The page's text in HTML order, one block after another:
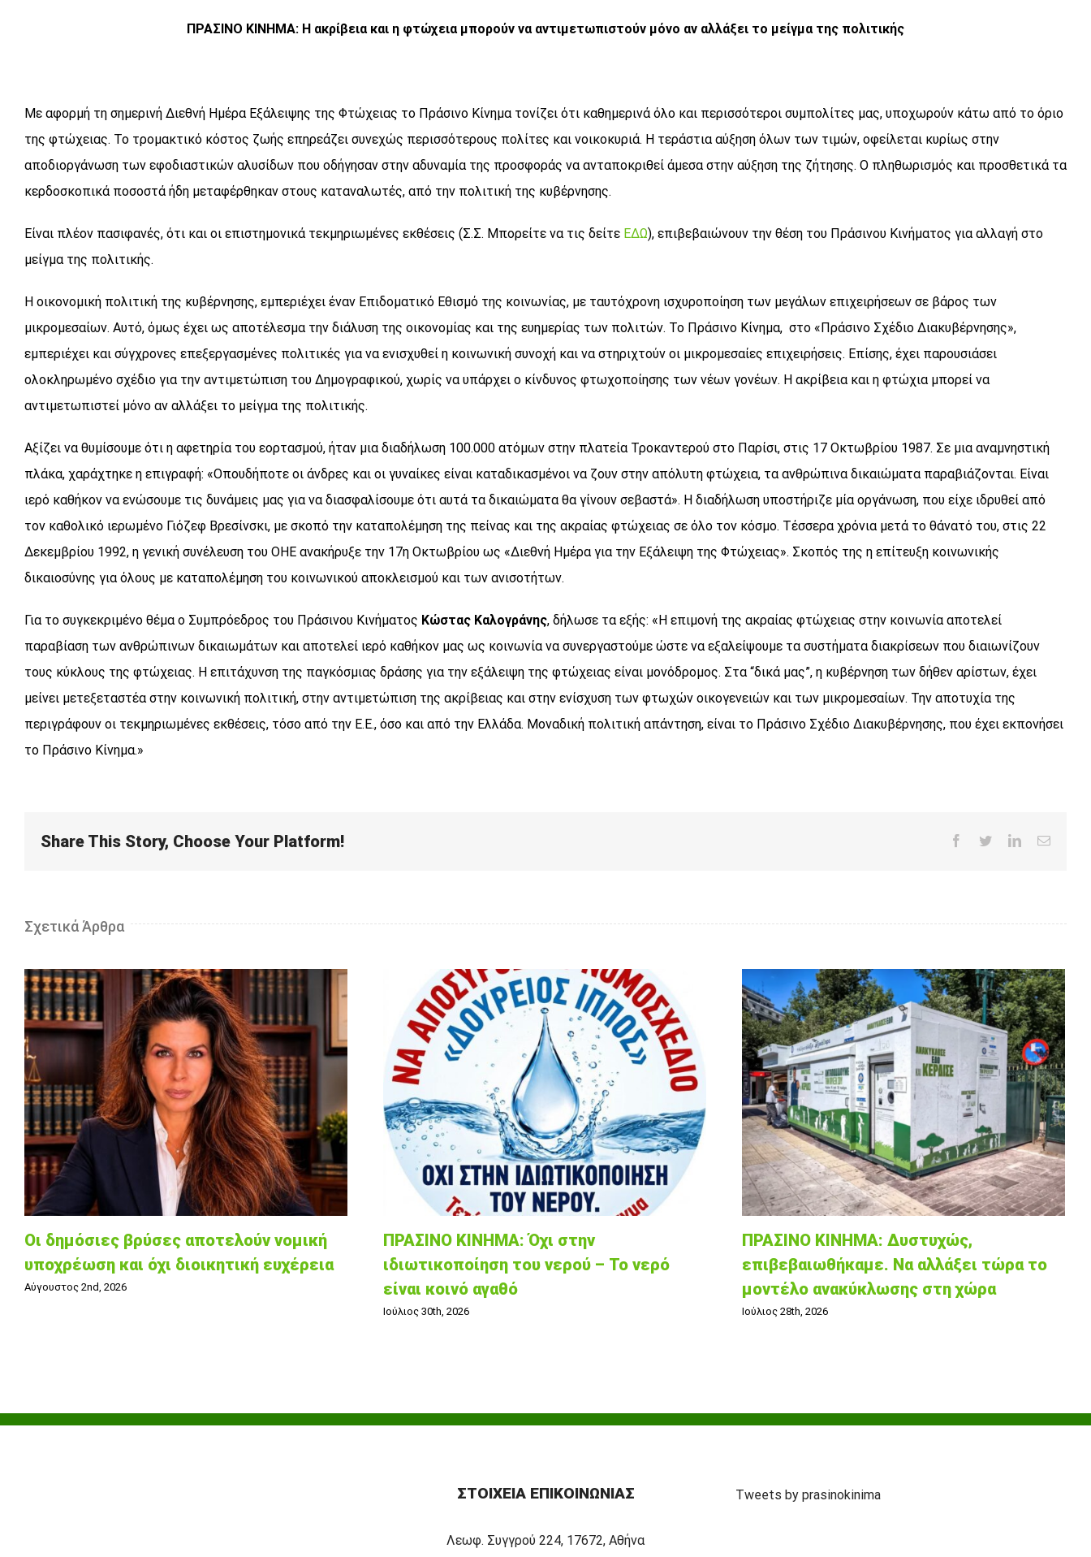
ΠΡΑΣΙΝΟ ΚΙΝΗΜΑ: Η ακρίβεια και η φτώχεια μπορούν να αντιμετωπιστούν μόνο αν αλλάξει το μείγμα της πολιτικής
Με αφορμή τη σημερινή Διεθνή Ημέρα Εξάλειψης της Φτώχειας το Πράσινο Κίνημα τονίζει ότι καθημερινά όλο και περισσότεροι συμπολίτες μας, υποχωρούν κάτω από το όριο
της φτώχειας. Το τρομακτικό κόστος ζωής επηρεάζει συνεχώς περισσότερους πολίτες και νοικοκυριά. Η τεράστια αύξηση όλων των τιμών, οφείλεται κυρίως στην
αποδιοργάνωση των εφοδιαστικών αλυσίδων που οδήγησαν στην αδυναμία της προσφοράς να ανταποκριθεί άμεσα στην αύξηση της ζήτησης. Ο πληθωρισμός και προσθετικά τα
κερδοσκοπικά ποσοστά ήδη μεταφέρθηκαν στους καταναλωτές, από την πολιτική της κυβέρνησης.
Είναι πλέον πασιφανές, ότι και οι επιστημονικά τεκμηριωμένες εκθέσεις (Σ.Σ. Μπορείτε να τις δείτε ΕΔΩ), επιβεβαιώνουν την θέση του Πράσινου Κινήματος για αλλαγή στο
μείγμα της πολιτικής.
Η οικονομική πολιτική της κυβέρνησης, εμπεριέχει έναν Επιδοματικό Εθισμό της κοινωνίας, με ταυτόχρονη ισχυροποίηση των μεγάλων επιχειρήσεων σε βάρος των
μικρομεσαίων. Αυτό, όμως έχει ως αποτέλεσμα την διάλυση της οικονομίας και της ευημερίας των πολιτών. Το Πράσινο Κίνημα, στο «Πράσινο Σχέδιο Διακυβέρνησης»,
εμπεριέχει και σύγχρονες επεξεργασμένες πολιτικές για να ενισχυθεί η κοινωνική συνοχή και να στηριχτούν οι μικρομεσαίες επιχειρήσεις. Επίσης, έχει παρουσιάσει
ολοκληρωμένο σχέδιο για την αντιμετώπιση του Δημογραφικού, χωρίς να υπάρχει ο κίνδυνος φτωχοποίησης των νέων γονέων. Η ακρίβεια και η φτώχια μπορεί να
αντιμετωπιστεί μόνο αν αλλάξει το μείγμα της πολιτικής.
Αξίζει να θυμίσουμε ότι η αφετηρία του εορτασμού, ήταν μια διαδήλωση 100.000 ατόμων στην πλατεία Τροκαντερού στο Παρίσι, στις 17 Οκτωβρίου 1987. Σε μια αναμνηστική
πλάκα, χαράχτηκε η επιγραφή: «Οπουδήποτε οι άνδρες και οι γυναίκες είναι καταδικασμένοι να ζουν στην απόλυτη φτώχεια, τα ανθρώπινα δικαιώματα παραβιάζονται. Είναι
ιερό καθήκον να ενώσουμε τις δυνάμεις μας για να διασφαλίσουμε ότι αυτά τα δικαιώματα θα γίνουν σεβαστά». Η διαδήλωση υποστήριζε μία οργάνωση, που είχε ιδρυθεί από
τον καθολικό ιερωμένο Γιόζεφ Βρεσίνσκι, με σκοπό την καταπολέμηση της πείνας και της ακραίας φτώχειας σε όλο τον κόσμο. Τέσσερα χρόνια μετά το θάνατό του, στις 22
Δεκεμβρίου 1992, η γενική συνέλευση του ΟΗΕ ανακήρυξε την 17η Οκτωβρίου ως «Διεθνή Ημέρα για την Εξάλειψη της Φτώχειας». Σκοπός της η επίτευξη κοινωνικής
δικαιοσύνης για όλους με καταπολέμηση του κοινωνικού αποκλεισμού και των ανισοτήτων.
Για το συγκεκριμένο θέμα ο Συμπρόεδρος του Πράσινου Κινήματος Κώστας Καλογράνης, δήλωσε τα εξής: «Η επιμονή της ακραίας φτώχειας στην κοινωνία αποτελεί
παραβίαση των ανθρώπινων δικαιωμάτων και αποτελεί ιερό καθήκον μας ως κοινωνία να συνεργαστούμε ώστε να εξαλείψουμε τα συστήματα διακρίσεων που διαιωνίζουν
τους κύκλους της φτώχειας. Η επιτάχυνση της παγκόσμιας δράσης για την εξάλειψη της φτώχειας είναι μονόδρομος. Στα “δικά μας”, η κυβέρνηση των δήθεν αρίστων, έχει
μείνει μετεξεταστέα στην κοινωνική πολιτική, στην αντιμετώπιση της ακρίβειας και στην ενίσχυση των φτωχών οικογενειών και των μικρομεσαίων. Την αποτυχία της
περιγράφουν οι τεκμηριωμένες εκθέσεις, τόσο από την Ε.Ε., όσο και από την Ελλάδα. Μοναδική πολιτική απάντηση, είναι το Πράσινο Σχέδιο Διακυβέρνησης, που έχει εκπονήσει
το Πράσινο Κίνημα.»
Share This Story, Choose Your Platform! Facebook
TwitterLinkedInEmail
Σχετικά Άρθρα
Οι δημόσιες βρύσες αποτελούν νομική
υποχρέωση και όχι διοικητική ευχέρεια
Αύγουστος 2nd, 2026
ΠΡΑΣΙΝΟ ΚΙΝΗΜΑ: Όχι στην
ιδιωτικοποίηση του νερού – Το νερό
είναι κοινό αγαθό
Ιούλιος 30th, 2026
ΠΡΑΣΙΝΟ ΚΙΝΗΜΑ: Δυστυχώς,
επιβεβαιωθήκαμε. Να αλλάξει τώρα το
μοντέλο ανακύκλωσης στη χώρα
Ιούλιος 28th, 2026
ΣΤΟΙΧΕΊΑ ΕΠΙΚΟΙΝΩΝΊΑΣ
Λεωφ. Συγγρού 224, 17672, Αθήνα
Tweets by prasinokinima